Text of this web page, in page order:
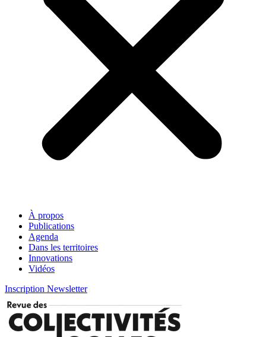
À propos
Publications
Agenda
Dans les territoires
Innovations
Vidéos
Inscription Newsletter